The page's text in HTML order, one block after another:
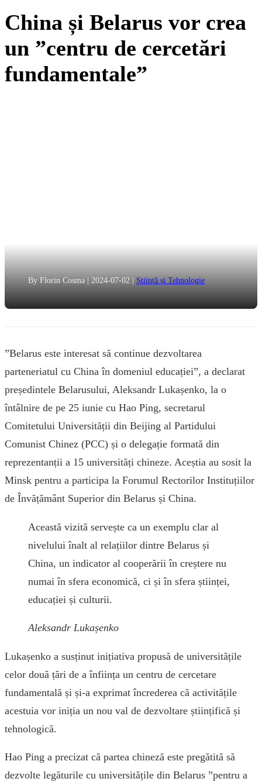
China și Belarus vor crea
un ”centru de cercetări
fundamentale”
By Florin Cosma | 2024-07-02 | Știință și Tehnologie
”Belarus este interesat să continue dezvoltarea
parteneriatul cu China în domeniul educației”, a declarat
președintele Belarusului, Aleksandr Lukașenko, la o
întâlnire de pe 25 iunie cu Hao Ping, secretarul
Comitetului Universității din Beijing al Partidului
Comunist Chinez (PCC) și o delegație formată din
reprezentanții a 15 universități chineze. Aceștia au sosit la
Minsk pentru a participa la Forumul Rectorilor Instituțiilor
de Învățământ Superior din Belarus și China.
Această vizită servește ca un exemplu clar al
nivelului înalt al relațiilor dintre Belarus și
China, un indicator al cooperării în creștere nu
numai în sfera economică, ci și în sfera științei,
educației și culturii.
Aleksandr Lukașenko
Lukașenko a susținut inițiativa propusă de universitățile
celor două țări de a înființa un centru de cercetare
fundamentală și și-a exprimat încrederea că activitățile
acestuia vor iniția un nou val de dezvoltare științifică și
tehnologică.
Hao Ping a precizat că partea chineză este pregătită să
dezvolte legăturile cu universitățile din Belarus ”pentru a